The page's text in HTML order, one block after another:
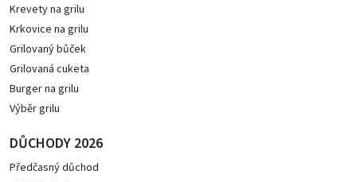
Krevety na grilu
Krkovice na grilu
Grilovaný bůček
Grilovaná cuketa
Burger na grilu
Výběr grilu
DŮCHODY 2026
Předčasný důchod